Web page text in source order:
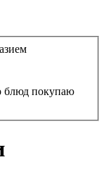
блюд покупаю